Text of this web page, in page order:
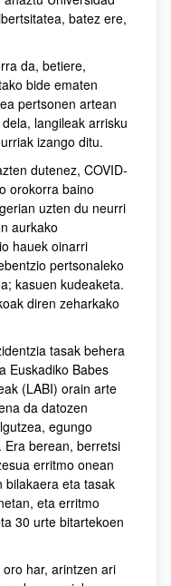
batez ere,
da, betiere,
bide ematen
pertsonen artean
langileak arrisku
izango ditu.
dutenez, COVID-
orokorra baino
uzten du neurri
aurkako
hauek oinarri
pertsonaleko
kasuen kudeaketa.
diren zeharkako
tasak behera
Euskadiko Babes
(LABI) orain arte
da datozen
egungo
Era berean, berretsi
erritmo onean
bilakaera eta tasak
eta erritmo
30 urte bitartekoen
har, arintzen ari